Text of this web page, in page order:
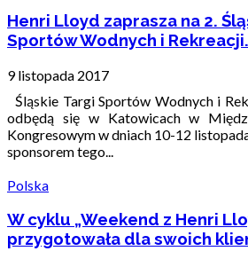
Henri Lloyd zaprasza na 2.
Sportów Wodnych i
9 listopada 2017
Śląskie Targi Sportów Wodnych i
odbędą się w Katowicach w
Kongresowym w dniach 10-12
sponsorem tego...
Polska
W cyklu „Weekend z Henri
przygotowała dla swoich